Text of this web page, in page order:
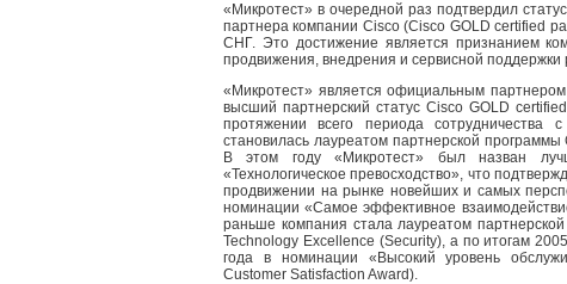
«Микротест» в очередной раз подтвердил
партнера компании Cisco (Cisco GOLD certified
СНГ. Это достижение является признанием
продвижения, внедрения и сервисной
«Микротест» является официальным
высший партнерский статус Cisco GOLD
протяжении всего периода сотрудничества
становилась лауреатом партнерской
В этом году «Микротест» был назван
«Технологическое превосходство», что
продвижении на рынке новейших и самых
номинации «Самое эффективное
раньше компания стала лауреатом
Technology Excellence (Security), а по итогам
года в номинации «Высокий уровень
Customer Satisfaction Award).